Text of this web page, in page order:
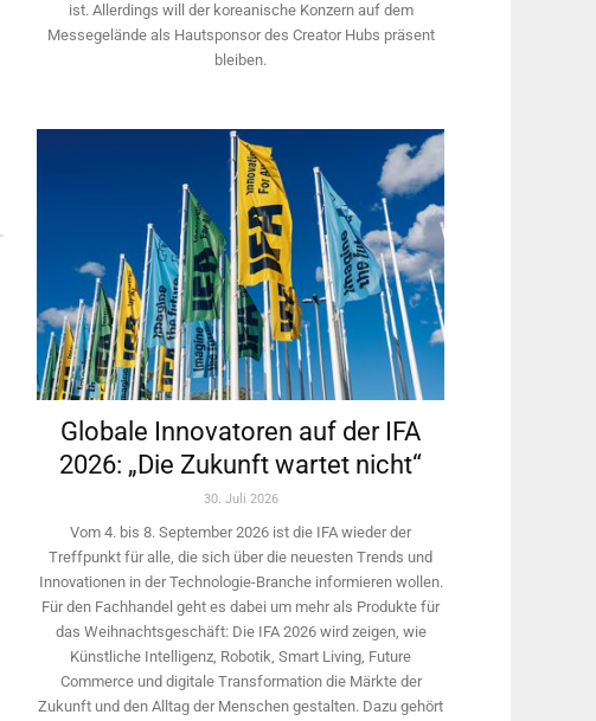
ist. Allerdings will ­der koreanische Konzern auf dem
Messegelände als Hautsponsor des Creator Hubs präsent
bleiben.
Globale Innovatoren auf der IFA
2026: „Die Zukunft wartet nicht“
30. Juli 2026
Vom 4. bis 8. September 2026 ist die IFA wieder der
Treffpunkt für alle, die sich über die neuesten Trends und
Innovationen in der Technologie-­Branche informieren wollen.
Für den Fachhandel geht es dabei um mehr als Produkte für
das Weihnachtsgeschäft: Die IFA 2026 wird ­zeigen, wie
Künstliche Intelligenz, Robotik, Smart Living, Future
Commerce und digitale Trans­formation die Märkte der
Zukunft und den Alltag der Menschen gestalten. Dazu gehört